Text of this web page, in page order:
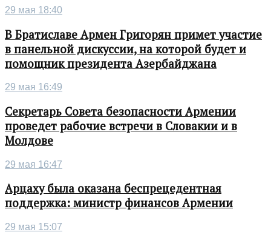
29 мая 18:40
В Братиславе Армен Григорян примет участие
в панельной дискуссии, на которой будет и
помощник президента Азербайджана
29 мая 16:49
Секретарь Совета безопасности Армении
проведет рабочие встречи в Словакии и в
Молдове
29 мая 16:47
Арцаху была оказана беспрецедентная
поддержка: министр финансов Армении
29 мая 15:07